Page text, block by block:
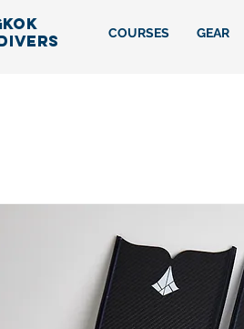
COURSES GEAR